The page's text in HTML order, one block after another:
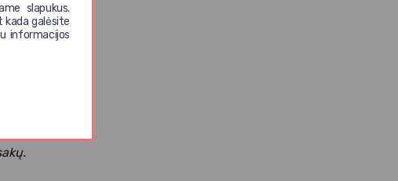
slapukus.
kada galėsite
informacijos